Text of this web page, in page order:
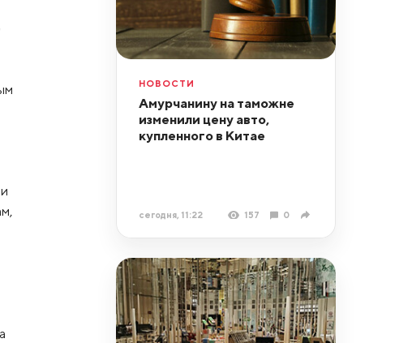
НОВОСТИ
Амурчанину на таможне
изменили цену авто,
купленного в Китае
сегодня, 11:22 157 0